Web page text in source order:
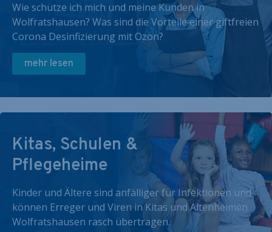
Wie schütze ich mich und meine Kunden in
Wolfratshausen? Was sind die Vorteile einer giftfreien
Corona Desinfizierung mit Ozon?
mehr lesen
Kitas, Schulen &
Pflegeheime
Kinder und Ältere sind anfälliger für Infektionen und
können Erreger und Viren in Kitas und Altenheimen
Wolfratshausen rasch übertragen.